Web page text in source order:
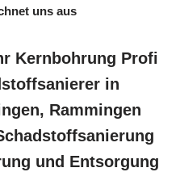
uns aus
Kernbohrung Profi
in
Rammingen
und Entsorgung